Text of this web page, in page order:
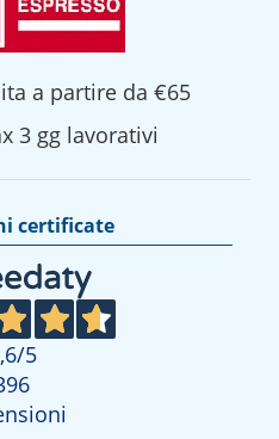
a partire da €65
3 gg lavorativi
certificate
/5